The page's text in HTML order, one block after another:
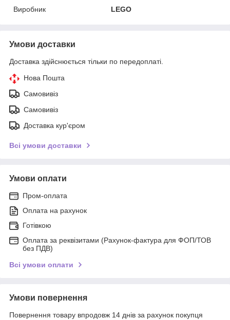
Виробник
LEGO
Умови доставки
Доставка здійснюється тільки по передоплаті.
Нова Пошта
Самовивіз
Самовивіз
Доставка кур'єром
Всі умови доставки
Умови оплати
Пром-оплата
Оплата на рахунок
Готівкою
Оплата за реквізитами (Рахунок-фактура для ФОП/ТОВ
без ПДВ)
Всі умови оплати
Умови повернення
Повернення товару впродовж 14 днів за рахунок покупця